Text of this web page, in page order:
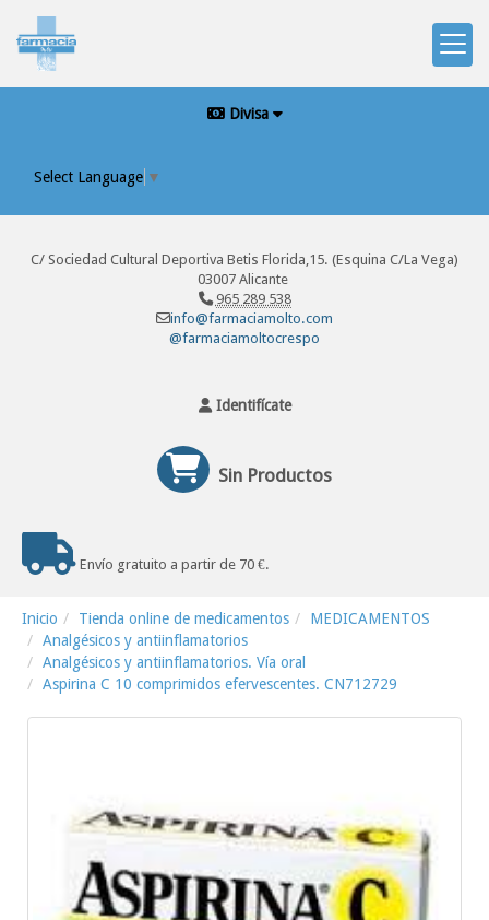
Divisa
Select Language ▼
C/ Sociedad Cultural Deportiva Betis Florida,15. (Esquina C/La Vega)
03007 Alicante
965 289 538
info@farmaciamolto.com
@farmaciamoltocrespo
Identifícate
Sin Productos
Envío gratuito a partir de 70 €.
Inicio Tienda online de medicamentos
MEDICAMENTOS
Analgésicos y antiinflamatorios
Analgésicos y antiinflamatorios. Vía oral
Aspirina C 10 comprimidos efervescentes. CN712729